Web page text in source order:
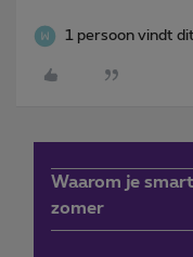
1 persoon vindt
Waarom je
zomer